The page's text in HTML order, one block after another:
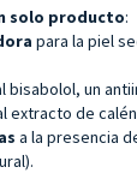
solo producto:
para la piel
bisabolol, un
extracto de
a la presencia